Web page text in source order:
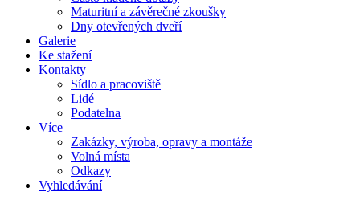
Maturitní a závěrečné zkoušky
Dny otevřených dveří
Galerie
Ke stažení
Kontakty
Sídlo a pracoviště
Lidé
Podatelna
Více
Zakázky, výroba, opravy a montáže
Volná místa
Odkazy
Vyhledávání